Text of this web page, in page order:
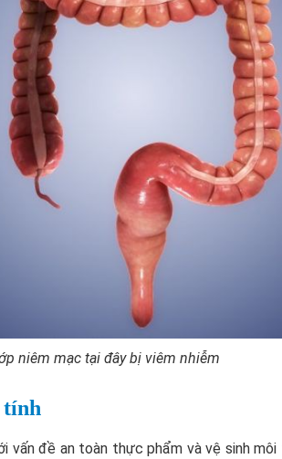
niêm mạc tại đây bị viêm nhiễm
tính
đề an toàn thực phẩm và vệ sinh môi